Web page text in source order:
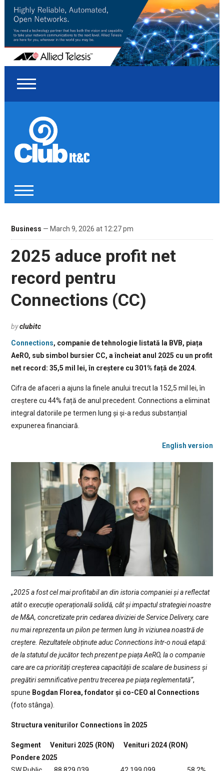
Business — March 9, 2026 at 12:27 pm
2025 aduce profit net
record pentru
Connections (CC)
byclubitc
Connections, companie de tehnologie listată la BVB, piața
AeRO, sub simbol bursier CC, a încheiat anul 2025 cu un profit
net record: 35,5 mil lei, în creștere cu 301% față de 2024.
Cifra de afaceri a ajuns la finele anului trecut la 152,5 mil lei, în
creștere cu 44% față de anul precedent. Connections a eliminat
integral datoriile pe termen lung și și-a redus substanțial
expunerea financiară.
English version
„2025 a fost cel mai profitabil an din istoria companiei și a reflectat
atât o execuție operațională solidă, cât și impactul strategiei noastre
de M&A, concretizate prin cedarea diviziei de Service Delivery, care
nu mai reprezenta un pilon pe termen lung în viziunea noastră de
creștere. Rezultatele obținute aduc Connections într-o nouă etapă:
de la statutul de jucător tech prezent pe piața AeRO, la o companie
care are ca priorități creșterea capacității de scalare de business și
pregătiri semnificative pentru trecerea pe piața reglementată”,
spune Bogdan Florea, fondator și co-CEO al Connections
(foto stânga).
Structura veniturilor Connections în 2025
Segment Venituri 2025 (RON)
Venituri 2024 (RON)
Pondere 2025